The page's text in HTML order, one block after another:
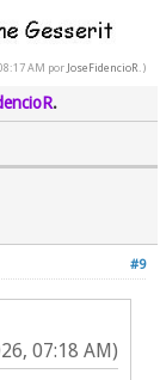
AM por JoseFidencioR.)
.
#9
07:18 AM)